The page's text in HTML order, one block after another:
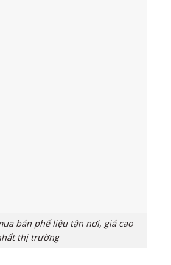
bán phế liệu tận nơi, giá cao
thị trường